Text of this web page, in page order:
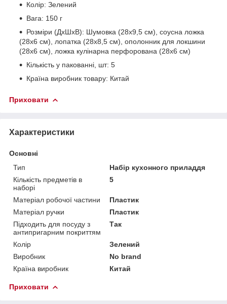
Колір: Зелений
Вага: 150 г
Розміри (ДхШхВ): Шумовка (28х9,5 см), соусна ложка
(28х6 см), лопатка (28х8,5 см), ополонник для локшини
(28х6 см), ложка кулінарна перфорована (28х6 см)
Кількість у пакованні, шт: 5
Країна виробник товару: Китай
Приховати
Характеристики
Основні
Тип
Набір кухонного приладдя
Кількість предметів в
наборі
5
Матеріал робочої частини
Пластик
Матеріал ручки
Пластик
Підходить для посуду з
антипригарним покриттям
Так
Колір
Зелений
Виробник
No brand
Країна виробник
Китай
Приховати